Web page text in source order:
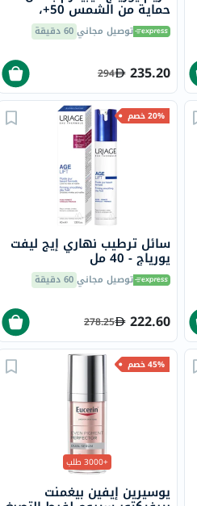
حماية من الشمس 50+،
لمكافحة البقع الداكنة - 30
مل توصيل مجاني60 دقيقة
235.20
294
20% خصم
سائل ترطيب نهاري إيج ليفت
يورياج - 40 مل
توصيل مجاني60 دقيقة
222.60
278.25
45% خصم
+3000 طلب
يوسيرين إيفين بيغمنت